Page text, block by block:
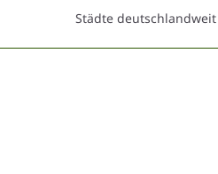
Städte deutschlandweit